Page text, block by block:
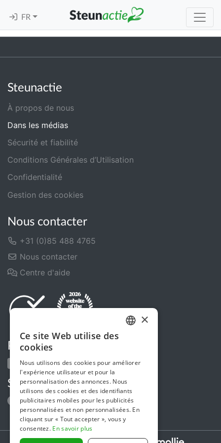
FR
Steunactie
À propos de nous
Dans les médias
Sécurité et fiabilité
Conditions Générales d’Utilisation
Confidentialité
Gestion des cookies
Nous contacter
+31 (0)85 488 4765
Nous contacter
Centre d'aide
Partagez-nous
Suivez-nous
Secure payments powered by
×
Ce site Web utilise des
cookies
Nous utilisons des cookies pour améliorer
l'expérience utilisateur et pour la
personnalisation des annonces. Nous
utilisons des cookies et des identifiants
publicitaires mobiles pour les publicités
personnalisées et non personnalisées. En
cliquant sur « Tout accepter », vous y
consentez. En savoir plus